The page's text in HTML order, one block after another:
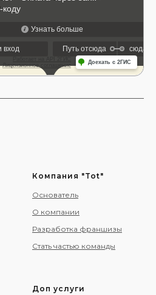
Компания "Tot"
Основатель
О компании
Разработка франшизы
Стать частью команды
Доп услуги